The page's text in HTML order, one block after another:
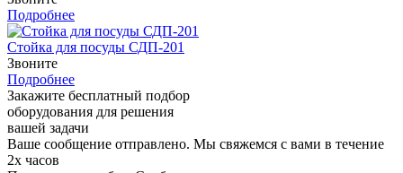
Подробнее
Стойка для посуды СДП-201
Звоните
Подробнее
Закажите бесплатный подбор
оборудования для решения
вашей задачи
Ваше сообщение отправлено. Мы свяжемся с вами в течение
2х часов